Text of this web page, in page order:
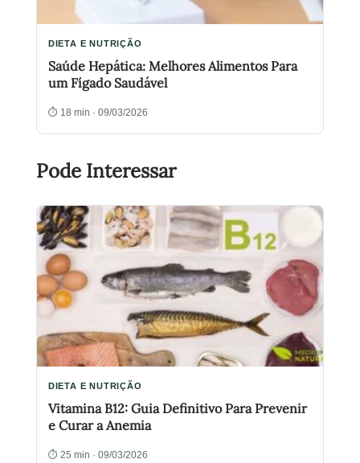
DIETA E NUTRIÇÃO
Saúde Hepática: Melhores Alimentos Para
um Fígado Saudável
⏱ 18 min · 09/03/2026
Pode Interessar
DIETA E NUTRIÇÃO
Vitamina B12: Guia Definitivo Para Prevenir
e Curar a Anemia
⏱ 25 min · 09/03/2026